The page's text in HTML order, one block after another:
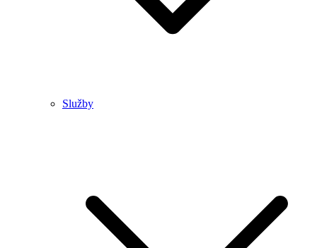
Služby